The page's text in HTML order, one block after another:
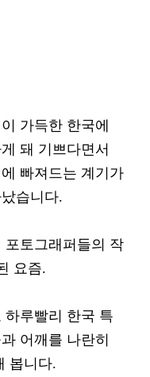
가득한 한국에
돼 기쁘다면서
빠져드는 계기가
습니다.
포토그래퍼들의 작
요즘.
하루빨리 한국 특
어깨를 나란히
봅니다.